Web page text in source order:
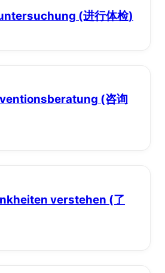
(进行体检)
(咨询
verstehen (了